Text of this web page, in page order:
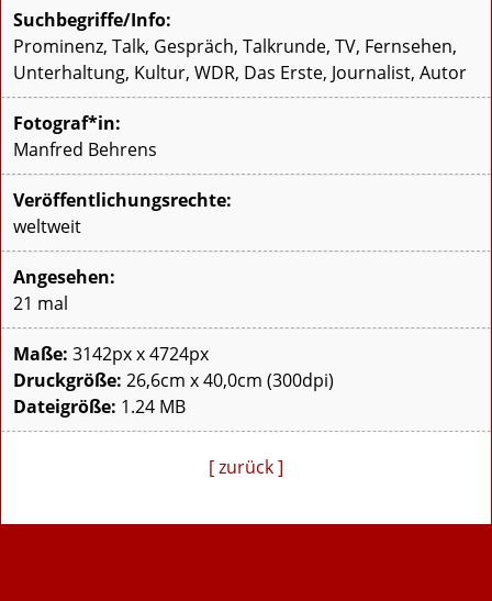
Suchbegriffe/Info:
Prominenz, Talk, Gespräch, Talkrunde, TV, Fernsehen,
Unterhaltung, Kultur, WDR, Das Erste, Journalist, Autor
Fotograf*in:
Manfred Behrens
Veröffentlichungsrechte:
weltweit
Angesehen:
21 mal
Maße: 3142px x 4724px
Druckgröße: 26,6cm x 40,0cm (300dpi)
Dateigröße: 1.24 MB
[ zurück ]